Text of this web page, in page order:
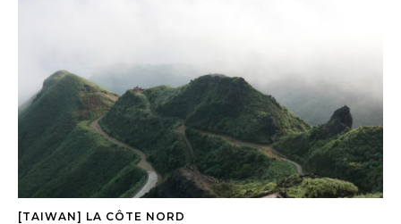
[TAIWAN] LA CÔTE NORD